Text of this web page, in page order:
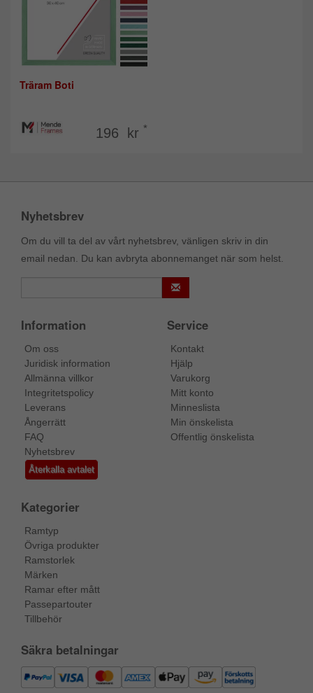
Träram Boti
196 kr *
Nyhetsbrev
Om du vill ta del av vårt nyhetsbrev, vänligen skriv in din
email nedan. Du kan avbryta abonnemanget när som helst.
Information
Om oss
Juridisk information
Allmänna villkor
Integritetspolicy
Leverans
Ångerrätt
FAQ
Nyhetsbrev
Återkalla avtalet
Service
Kontakt
Hjälp
Varukorg
Mitt konto
Minneslista
Min önskelista
Offentlig önskelista
Kategorier
Ramtyp
Övriga produkter
Ramstorlek
Märken
Ramar efter mått
Passepartouter
Tillbehör
Säkra betalningar